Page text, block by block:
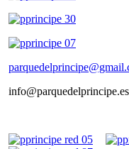
info@parquedelprincipe.es